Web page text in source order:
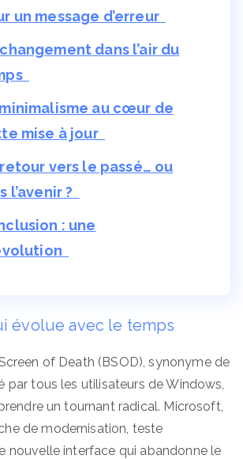
un message d’erreur
dans l’air du
au cœur de
mise à jour
vers le passé… ou
l’avenir ?
: une
évolue avec le temps
of Death (BSOD), synonyme de
par tous les utilisateurs de Windows,
un tournant radical. Microsoft,
de modernisation, teste
nouvelle interface qui abandonne le